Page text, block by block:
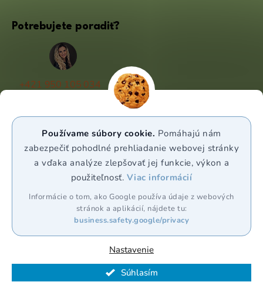
Používame súbory cookie. Pomáhajú nám
zabezpečiť pohodlné prehliadanie webovej stránky
a vďaka analýze zlepšovať jej funkcie, výkon a
použiteľnosť. Viac informácií
Informácie o tom, ako Google používa údaje z webových
stránok a aplikácií, nájdete tu:
business.safety.google/privacy
Nastavenie
Súhlasím
Potrebujete poradiť?
+421 950 105 034
WhatsApp
Sledujte nás
Vytvoril Shoptet Premium